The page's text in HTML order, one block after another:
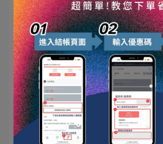
在使用美容磁土時的注意事項包
1.保持濕潤：始終確保磁土和車
滑，通常可以使用專用的磁土
脂洗車精。
2.均勻施壓：輕柔且均勻地在漆
免在同一區域重複多次，以防造
3.定期檢查：在使用過程中，應